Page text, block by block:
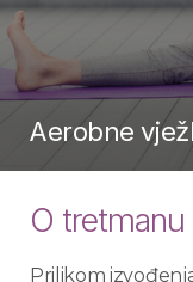
Aerobne
O tretmanu
Prilikom